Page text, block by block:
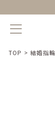
TOP > 結婚指輪